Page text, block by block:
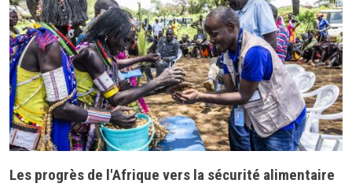
Les progrès de l'Afrique vers la sécurité alimentaire